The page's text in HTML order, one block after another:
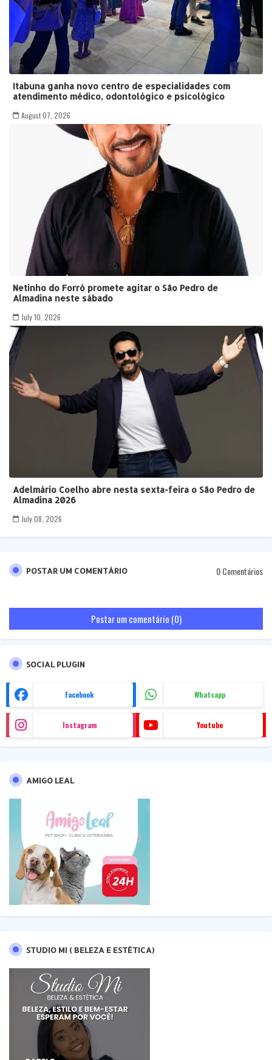
Itabuna ganha novo centro de especialidades com
atendimento médico, odontológico e psicológico
August 07, 2026
Netinho do Forró promete agitar o São Pedro de
Almadina neste sábado
July 10, 2026
Adelmário Coelho abre nesta sexta-feira o São Pedro de
Almadina 2026
July 08, 2026
POSTAR UM COMENTÁRIO 0 Comentários
Postar um comentário (0)
SOCIAL PLUGIN
Facebook Whatsapp
Instagram Youtube
AMIGO LEAL
STUDIO MI ( BELEZA E ESTÉTICA)